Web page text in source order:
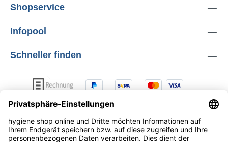
Shopservice
Infopool
Schneller finden